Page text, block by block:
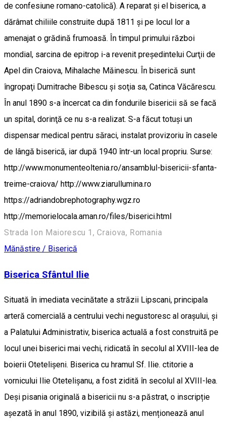
de confesiune romano-catolică). A reparat şi el biserica, a
dărâmat chiliile construite după 1811 şi pe locul lor a
amenajat o grădină frumoasă. În timpul primului război
mondial, sarcina de epitrop i-a revenit preşedintelui Curţii de
Apel din Craiova, Mihalache Măinescu. În biserică sunt
îngropaţi Dumitrache Bibescu şi soţia sa, Catinca Văcărescu.
În anul 1890 s-a încercat ca din fondurile bisericii să se facă
un spital, dorinţă ce nu s-a realizat. S-a făcut totuşi un
dispensar medical pentru săraci, instalat provizoriu în casele
de lângă biserică, iar după 1940 într-un local propriu. Surse:
http://www.monumenteoltenia.ro/ansamblul-bisericii-sfanta-
treime-craiova/ http://www.ziarullumina.ro
https://adriandobrephotography.wgz.ro
http://memorielocala.aman.ro/files/biserici.html
Strada Ion Maiorescu 1, Craiova, Romania
Mănăstire / Biserică
Biserica Sfântul Ilie
Situată în imediata vecinătate a străzii Lipscani, principala
arteră comercială a centrului vechi negustoresc al orașului, și
a Palatului Administrativ, biserica actuală a fost construită pe
locul unei biserici mai vechi, ridicată în secolul al XVIII-lea de
boierii Otetelișeni. Biserica cu hramul Sf. Ilie. ctitorie a
vornicului Ilie Otetelișanu, a fost zidită în secolul al XVIII-lea.
Deși pisania originală a bisericii nu s-a păstrat, o inscripție
așezată în anul 1890, vizibilă și astăzi, menționează anul